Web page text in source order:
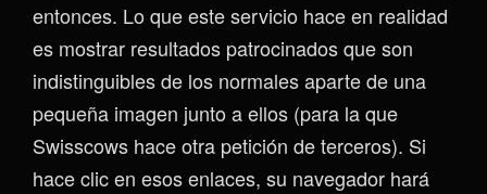
entonces. Lo que este servicio hace en realidad
es mostrar resultados patrocinados que son
indistinguibles de los normales aparte de una
pequeña imagen junto a ellos (para la que
Swisscows hace otra petición de terceros). Si
hace clic en esos enlaces, su navegador hará